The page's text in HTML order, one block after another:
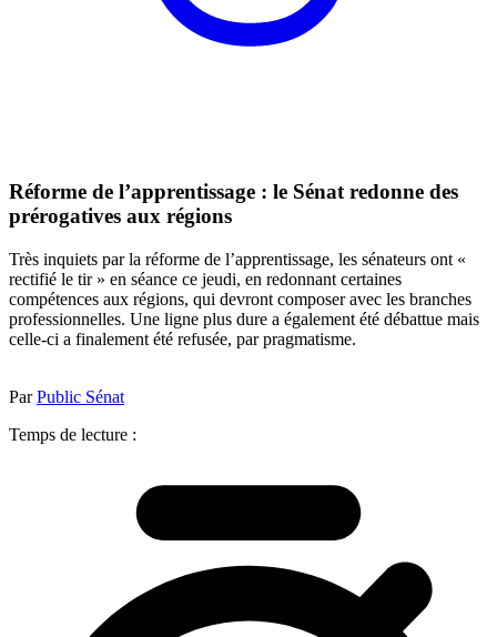
Réforme de l’apprentissage : le Sénat redonne des
prérogatives aux régions
Très inquiets par la réforme de l’apprentissage, les sénateurs ont «
rectifié le tir » en séance ce jeudi, en redonnant certaines
compétences aux régions, qui devront composer avec les branches
professionnelles. Une ligne plus dure a également été débattue mais
celle-ci a finalement été refusée, par pragmatisme.
ParPublic Sénat
Temps de lecture :